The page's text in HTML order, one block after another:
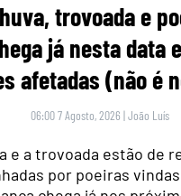
trovoada e
já nesta data
afetadas (não é
06:00 7 Agosto, 2026 |João Luís
e a trovoada estão de
por poeiras